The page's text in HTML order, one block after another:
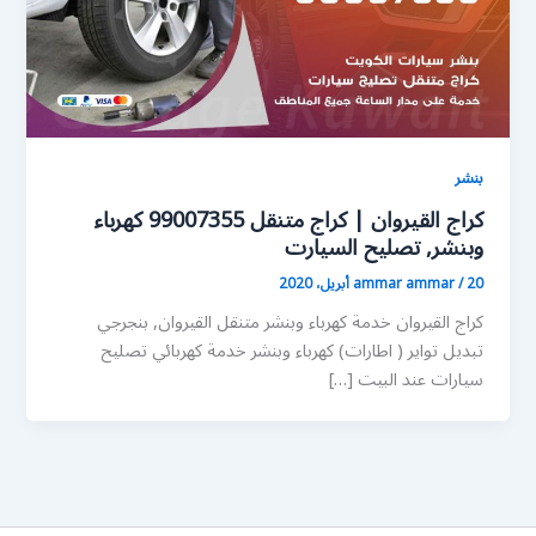
بنشر
كراج القيروان | كراج متنقل 99007355 كهرباء
وبنشر, تصليح السيارت
ammar ammar/20 أبريل، 2020
كراج القيروان خدمة كهرباء وبنشر متنقل القيروان, بنجرجي
تبديل تواير ( اطارات) كهرباء وبنشر خدمة كهربائي تصليح
سيارات عند البيت […]